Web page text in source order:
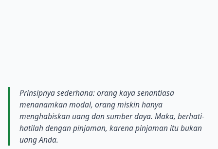
Prinsipnya sederhana: orang kaya senantiasa
menanamkan modal, orang miskin hanya
menghabiskan uang dan sumber daya. Maka, berhati-
hatilah dengan pinjaman, karena pinjaman itu bukan
uang Anda.